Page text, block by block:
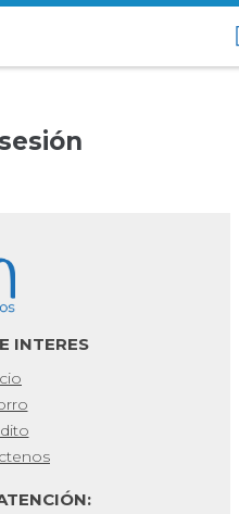
INTERES